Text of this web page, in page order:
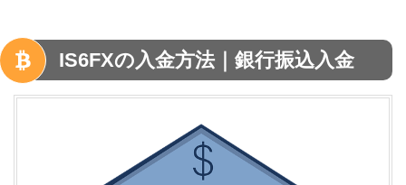
IS6FXの入金方法｜銀行振込入金